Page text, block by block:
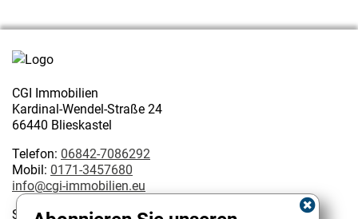
CGI Immobilien
Kardinal-Wendel-Straße 24
66440 Blieskastel
Telefon: 06842-7086292
Mobil: 0171-3457680
info@cgi-immobilien.eu
Steuernummer: 075/222/02627